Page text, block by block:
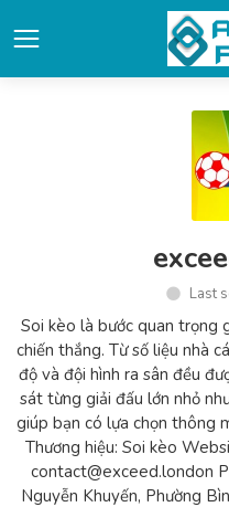
Last
Soi kèo là bước quan trọng
chiến thắng. Từ số liệu nhà
độ và đội hình ra sân đều
sát từng giải đấu lớn nhỏ
giúp bạn có lựa chọn thông
Thương hiệu: Soi kèo
contact@exceed.london
Nguyễn Khuyến, Phường